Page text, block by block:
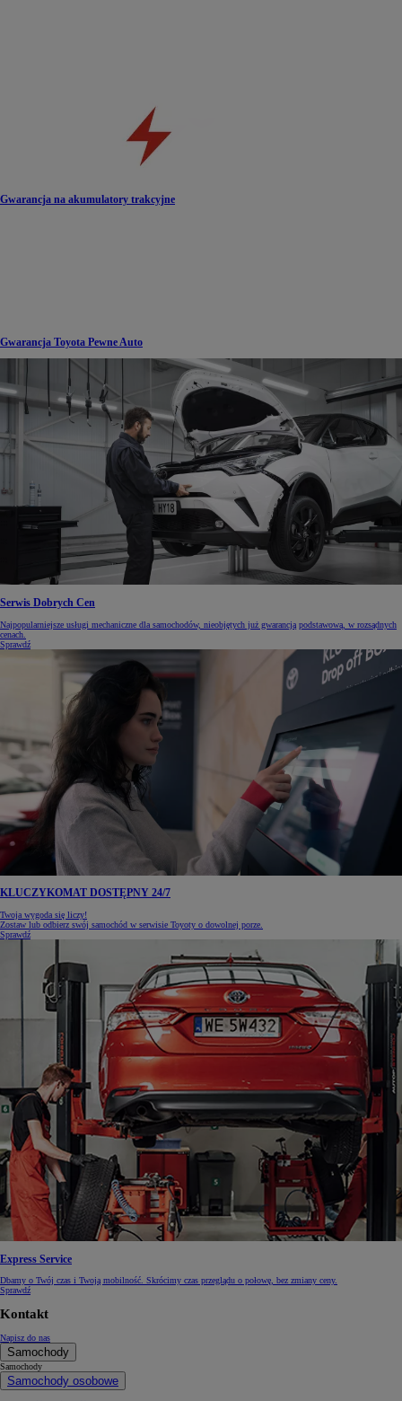
Gwarancja na akumulatory trakcyjne
Gwarancja Toyota Pewne Auto
Serwis Dobrych Cen
Najpopularniejsze usługi mechaniczne dla samochodów, nieobjętych już gwarancją podstawową, w rozsądnych
cenach.
Sprawdź
KLUCZYKOMAT DOSTĘPNY 24/7
Twoja wygoda się liczy!
Zostaw lub odbierz swój samochód w serwisie Toyoty o dowolnej porze.
Sprawdź
Express Service
Dbamy o Twój czas i Twoją mobilność. Skrócimy czas przeglądu o połowę, bez zmiany ceny.
Sprawdź
Kontakt
Napisz do nas
Samochody
Samochody
Samochody osobowe